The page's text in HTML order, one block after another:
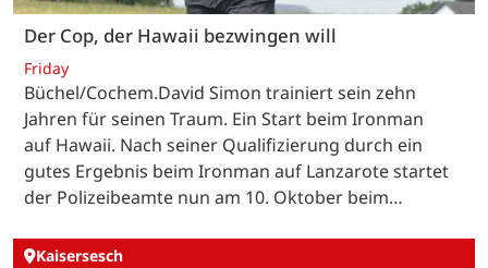
Der Cop, der Hawaii bezwingen will
Friday
Büchel/Cochem.David Simon trainiert sein zehn
Jahren für seinen Traum. Ein Start beim Ironman
auf Hawaii. Nach seiner Qualifizierung durch ein
gutes Ergebnis beim Ironman auf Lanzarote startet
der Polizeibeamte nun am 10. Oktober beim…
Kaisersesch